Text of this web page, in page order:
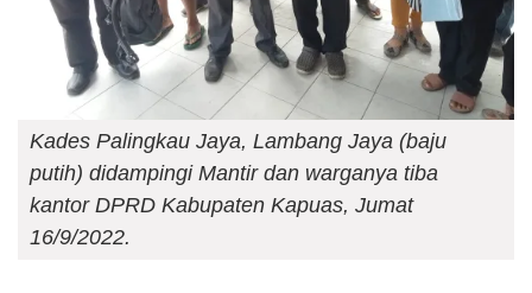
Kades Palingkau Jaya, Lambang Jaya (baju
putih) didampingi Mantir dan warganya tiba
kantor DPRD Kabupaten Kapuas, Jumat
16/9/2022.